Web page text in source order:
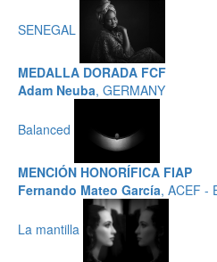
SENEGAL
MEDALLA DORADA FCF
Adam Neuba, GERMANY
Balanced
MENCIÓN HONORÍFICA FIAP
Fernando Mateo García, ACEF -
La mantilla